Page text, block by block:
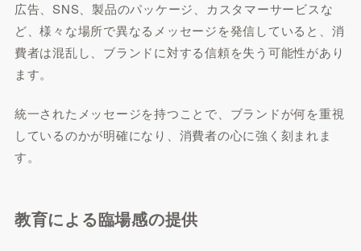
広告、SNS、製品のパッケージ、カスタマーサービスな
ど、様々な場所で異なるメッセージを発信していると、消
費者は混乱し、ブランドに対する信頼を失う可能性があり
ます。
統一されたメッセージを持つことで、ブランドが何を重視
しているのかが明確になり、消費者の心に強く刻まれま
す。
教育による臨場感の提供